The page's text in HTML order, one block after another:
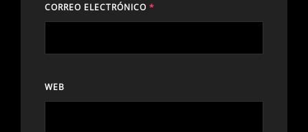
CORREO ELECTRÓNICO *
WEB